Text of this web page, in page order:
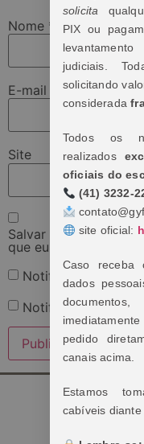
Nome *
E-mail
Site
Salvar meus dados
que eu comentar.
Notifique-me
Notifique-me
solicita
PIX ou
judiciais.
solicitando
considerada
Todos os
realizados
oficiais do
(41) 3232-
site oficial:
Caso receba
dados
pedido
canais acima.
Estamos
cabíveis